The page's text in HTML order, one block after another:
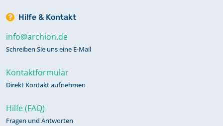
Hilfe & Kontakt
info@archion.de
Schreiben Sie uns eine E-Mail
Kontaktformular
Direkt Kontakt aufnehmen
Hilfe (FAQ)
Fragen und Antworten